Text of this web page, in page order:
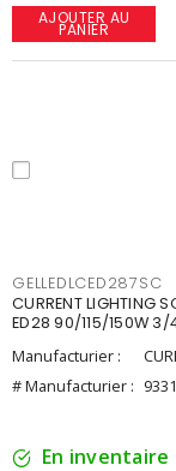
AJOUTER AU
PANIER
GELLEDLCED287SC
CURRENT LIGHTING
ED28 90/115/150W 3/
Manufacturier :
# Manufacturier :
En inventaire